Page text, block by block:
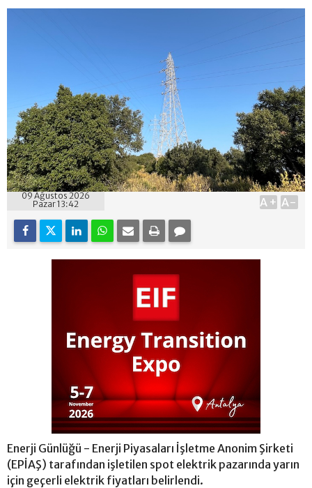
09 Ağustos 2026
Pazar 13:42
A+ A-
Enerji Günlüğü - Enerji Piyasaları İşletme Anonim Şirketi
(EPİAŞ) tarafından işletilen spot elektrik pazarında yarın
için geçerli elektrik fiyatları belirlendi.